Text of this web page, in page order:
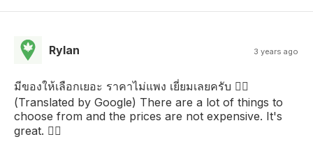
Rylan 3 years ago
มีของให้เลือกเยอะ ราคาไม่แพง เยี่ยมเลยครับ 👍🏻
(Translated by Google) There are a lot of things to
choose from and the prices are not expensive. It's
great. 👍🏻